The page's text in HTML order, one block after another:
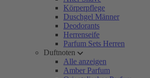
Körperpflege
Duschgel Männer
Deodorants
Herrenseife
Parfum Sets Herren
Duftnoten
Alle anzeigen
Amber Parfum